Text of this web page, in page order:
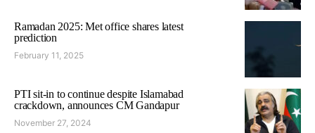
Ramadan 2025: Met office shares latest
prediction
February 11, 2025
PTI sit-in to continue despite Islamabad
crackdown, announces CM Gandapur
November 27, 2024